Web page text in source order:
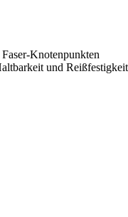
Knotenpunkten
und Reißfestigkeit